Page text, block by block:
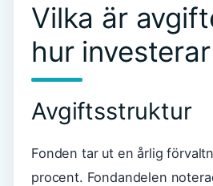
Vilka är
hur
Avgiftsstruktur
Fonden tar ut en årlig
procent. Fondandelen